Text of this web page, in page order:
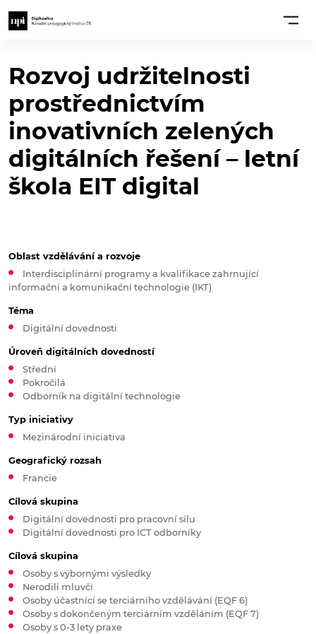
Rozvoj udržitelnosti
prostřednictvím
inovativních zelených
digitálních řešení – letní
škola EIT digital
Oblast vzdělávání a rozvoje
Interdisciplinární programy a kvalifikace zahrnující
informační a komunikační technologie (IKT)
Téma
Digitální dovednosti
Úroveň digitálních dovedností
Střední
Pokročilá
Odborník na digitální technologie
Typ iniciativy
Mezinárodní iniciativa
Geografický rozsah
Francie
Cílová skupina
Digitální dovednosti pro pracovní sílu
Digitální dovednosti pro ICT odborníky
Cílová skupina
Osoby s výbornými výsledky
Nerodilí mluvčí
Osoby účastnící se terciárního vzdělávání (EQF 6)
Osoby s dokončeným terciárním vzděláním (EQF 7)
Osoby s 0-3 lety praxe